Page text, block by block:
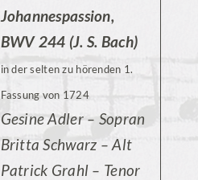
Johannespassion,
BWV 244 (J. S. Bach)
in der selten zu hörenden 1.
Fassung von 1724
Gesine Adler – Sopran
Britta Schwarz – Alt
Patrick Grahl – Tenor